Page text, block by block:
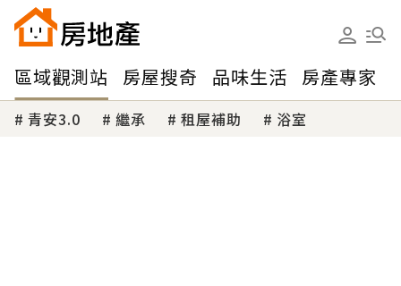
區域觀測站 房屋搜奇 品味生活 房產專家
青安3.0 繼承 租屋補助 浴室